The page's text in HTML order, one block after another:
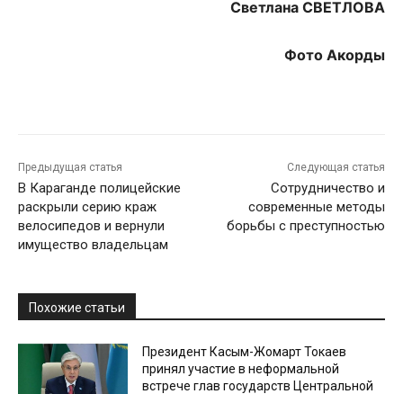
Светлана СВЕТЛОВА
Фото Акорды
Предыдущая статья
В Караганде полицейские
раскрыли серию краж
велосипедов и вернули
имущество владельцам
Следующая статья
Сотрудничество и
современные методы
борьбы с преступностью
Похожие статьи
Президент Касым-Жомарт Токаев
принял участие в неформальной
встрече глав государств Центральной